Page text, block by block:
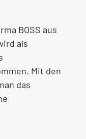
BOSS aus
als
Mit den
das